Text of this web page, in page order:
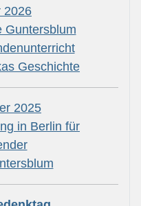
2026
Guntersblum
Geschichte
2025
in Berlin für